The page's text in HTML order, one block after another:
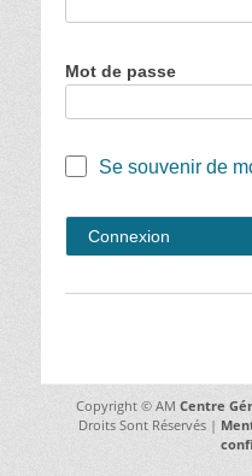
Mot de passe
Se souvenir de
Copyright © AM Centre
Droits Sont Réservés |